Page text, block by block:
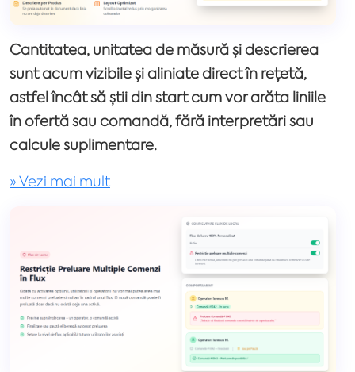
Cantitatea, unitatea de măsură și descrierea
sunt acum vizibile și aliniate direct în rețetă,
astfel încât să știi din start cum vor arăta liniile
în ofertă sau comandă, fără interpretări sau
calcule suplimentare.
» Vezi mai mult